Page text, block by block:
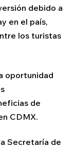
debido a
en el país,
los turistas
oportunidad
de
CDMX.
Secretaría de